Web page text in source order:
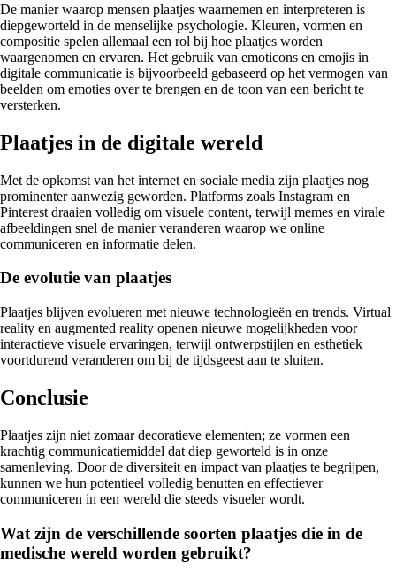
De manier waarop mensen plaatjes waarnemen en interpreteren is
diepgeworteld in de menselijke psychologie. Kleuren, vormen en
compositie spelen allemaal een rol bij hoe plaatjes worden
waargenomen en ervaren. Het gebruik van emoticons en emojis in
digitale communicatie is bijvoorbeeld gebaseerd op het vermogen van
beelden om emoties over te brengen en de toon van een bericht te
versterken.
Plaatjes in de digitale wereld
Met de opkomst van het internet en sociale media zijn plaatjes nog
prominenter aanwezig geworden. Platforms zoals Instagram en
Pinterest draaien volledig om visuele content, terwijl memes en virale
afbeeldingen snel de manier veranderen waarop we online
communiceren en informatie delen.
De evolutie van plaatjes
Plaatjes blijven evolueren met nieuwe technologieën en trends. Virtual
reality en augmented reality openen nieuwe mogelijkheden voor
interactieve visuele ervaringen, terwijl ontwerpstijlen en esthetiek
voortdurend veranderen om bij de tijdsgeest aan te sluiten.
Conclusie
Plaatjes zijn niet zomaar decoratieve elementen; ze vormen een
krachtig communicatiemiddel dat diep geworteld is in onze
samenleving. Door de diversiteit en impact van plaatjes te begrijpen,
kunnen we hun potentieel volledig benutten en effectiever
communiceren in een wereld die steeds visueler wordt.
Wat zijn de verschillende soorten plaatjes die in de
medische wereld worden gebruikt?